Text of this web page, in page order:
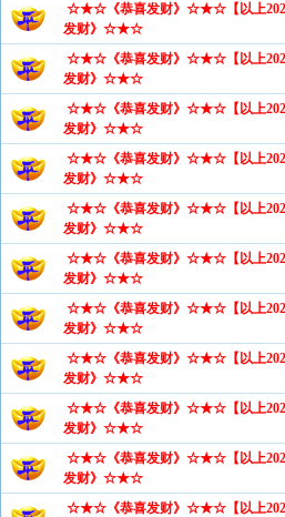
☆★☆《恭喜发财》☆★☆【以上
发财》☆★☆
☆★☆《恭喜发财》☆★☆【以上
发财》☆★☆
☆★☆《恭喜发财》☆★☆【以上
发财》☆★☆
☆★☆《恭喜发财》☆★☆【以上
发财》☆★☆
☆★☆《恭喜发财》☆★☆【以上
发财》☆★☆
☆★☆《恭喜发财》☆★☆【以上
发财》☆★☆
☆★☆《恭喜发财》☆★☆【以上
发财》☆★☆
☆★☆《恭喜发财》☆★☆【以上
发财》☆★☆
☆★☆《恭喜发财》☆★☆【以上
发财》☆★☆
☆★☆《恭喜发财》☆★☆【以上
发财》☆★☆
☆★☆《恭喜发财》☆★☆【以上